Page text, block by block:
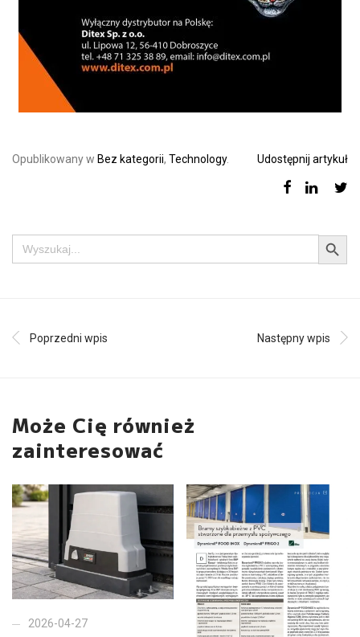
Opublikowany w Bez kategorii, Technology. Udostępnij artykuł
Search
for:
Search Button
Poprzedni wpis Następny wpis
Może Cię również
zainteresować
2026-04-27